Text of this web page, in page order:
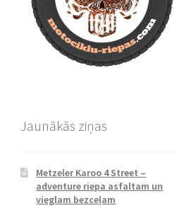
Jaunākās ziņas
Metzeler Karoo 4 Street –
adventure riepa asfaltam un
vieglam bezceļam